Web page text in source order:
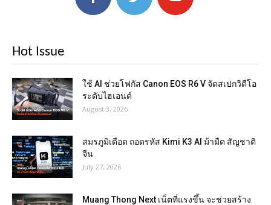
Hot Issue
ใช้ AI ช่วยโฟกัส Canon EOS R6 V จัดสเปกวิดีโอ
ระดับไฮเอนด์
August 3, 2026
สมรภูมิเดือด ถอดรหัส Kimi K3 AI ม้ามืด สัญชาติ
จีน
July 27, 2026
Muang Thong Next เน็ตที่แรงขึ้น จะช่วยสร้าง